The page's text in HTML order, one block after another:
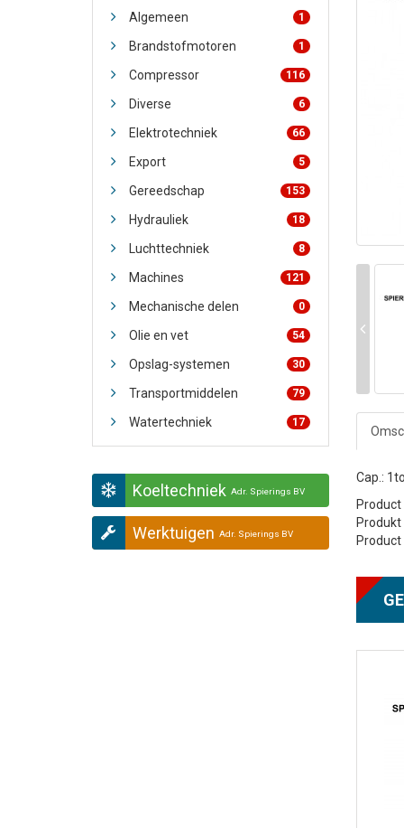
Algemeen 1
Brandstofmotoren 1
Compressor 116
Diverse 6
Elektrotechniek 66
Export 5
Gereedschap 153
Hydrauliek 18
Luchttechniek 8
Machines 121
Mechanische delen 0
Olie en vet 54
Opslag-systemen 30
Transportmiddelen 79
Watertechniek 17
Koeltechniek Adr. Spierings BV
Werktuigen Adr. Spierings BV
Cap.: